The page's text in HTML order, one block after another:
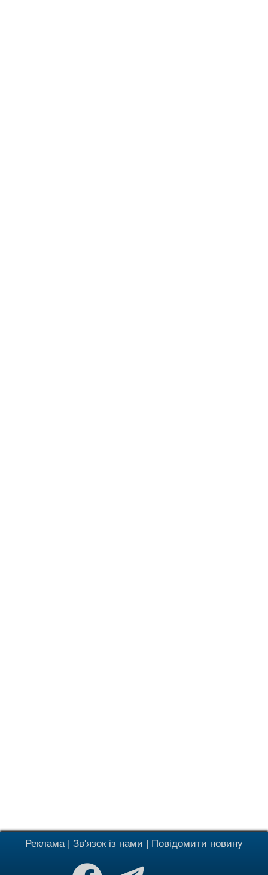
Реклама| Зв'язок із нами | Повідомити новину